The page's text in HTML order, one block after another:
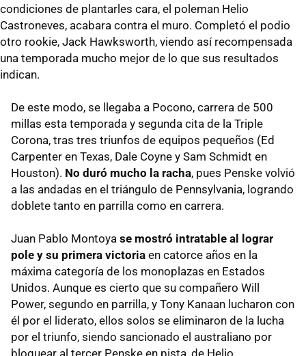
condiciones de plantarles cara, el poleman Helio
Castroneves, acabara contra el muro. Completó el podio
otro rookie, Jack Hawksworth, viendo así recompensada
una temporada mucho mejor de lo que sus resultados
indican.
De este modo, se llegaba a Pocono, carrera de 500
millas esta temporada y segunda cita de la Triple
Corona, tras tres triunfos de equipos pequeños (Ed
Carpenter en Texas, Dale Coyne y Sam Schmidt en
Houston). No duró mucho la racha, pues Penske volvió
a las andadas en el triángulo de Pennsylvania, logrando
doblete tanto en parrilla como en carrera.
Juan Pablo Montoya se mostró intratable al lograr
pole y su primera victoria en catorce años en la
máxima categoría de los monoplazas en Estados
Unidos. Aunque es cierto que su compañero Will
Power, segundo en parrilla, y Tony Kanaan lucharon con
él por el liderato, ellos solos se eliminaron de la lucha
por el triunfo, siendo sancionado el australiano por
bloquear al tercer Penske en pista, de Helio